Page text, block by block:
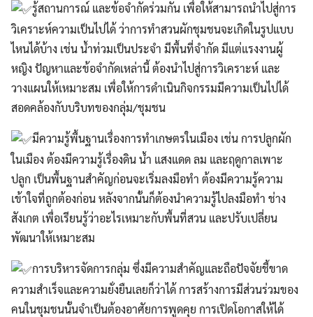
รู้สถานการณ์ และข้อจำกัดร่วมกัน เพื่อให้สามารถนำไปสู่การ
วิเคราะห์ความเป็นไปได้ ว่าการทำสวนผักชุมชนจะเกิดในรูปแบบ
ไหนได้บ้าง เช่น น้ำท่วมเป็นประจำ มีพื้นที่จำกัด มีแต่แรงงานผู้
หญิง ปัญหาและข้อจำกัดเหล่านี้ ต้องนำไปสู่การวิเคราะห์ และ
วางแผนให้เหมาะสม เพื่อให้การดำเนินกิจกรรมมีความเป็นไปได้
สอดคล้องกับบริบทของกลุ่ม/ชุมชน
มีความรู้พื้นฐานเรื่องการทำเกษตรในเมือง เช่น การปลูกผัก
ในเมือง ต้องมีความรู้เรื่องดิน น้ำ แสงแดด ลม และฤดูกาลเพาะ
ปลูก เป็นพื้นฐานสำคัญก่อนจะเริ่มลงมือทำ ต้องมีความรู้ความ
เข้าใจที่ถูกต้องก่อน หลังจากนั้นก็ต้องนำความรู้ไปลงมือทำ ช่าง
สังเกต เพื่อเรียนรู้ว่าอะไรเหมาะกับพื้นที่สวน และปรับเปลี่ยน
พัฒนาให้เหมาะสม
การบริหารจัดการกลุ่ม ซึ่งมีความสำคัญและถือปัจจัยชี้ขาด
ความสำเร็จและความยั่งยืนเลยก็ว่าได้ การสร้างการมีส่วนร่วมของ
คนในชุมชนนั้นจำเป็นต้องอาศัยการพูดคุย การเปิดโอกาสให้ได้